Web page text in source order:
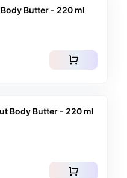
Butter - 220 ml
shopping_cart
Body Butter - 220 ml
shopping_cart